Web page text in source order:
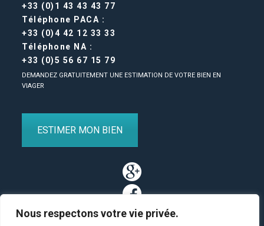
Nous respectons votre vie privée.
+33 (0)1 43 43 43 77
Téléphone PACA :
+33 (0)4 42 12 33 33
Téléphone NA :
+33 (0)5 56 67 15 79
DEMANDEZ GRATUITEMENT UNE ESTIMATION DE VOTRE BIEN EN
VIAGER
ESTIMER MON BIEN